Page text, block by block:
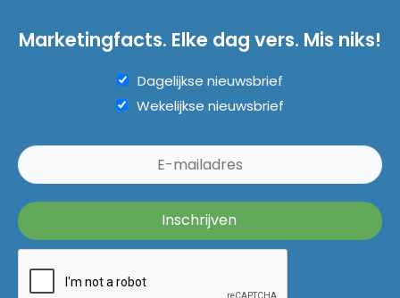
Marketingfacts. Elke dag vers. Mis niks!
Dagelijkse nieuwsbrief
Wekelijkse nieuwsbrief